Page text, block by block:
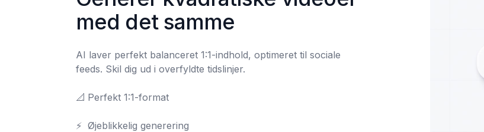
med det samme
AI laver perfekt balanceret 1:1-indhold, optimeret til sociale
feeds. Skil dig ud i overfyldte tidslinjer.
📐	Perfekt 1:1-format
⚡	Øjeblikkelig generering